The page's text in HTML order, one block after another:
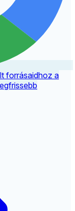
forrásaidhoz a